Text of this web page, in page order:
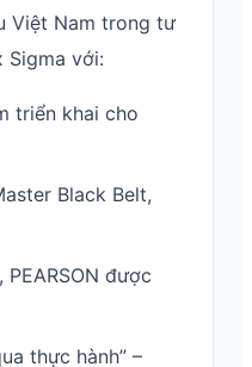
Việt Nam trong tư
Sigma với:
triển khai cho
Black Belt,
PEARSON được
thực hành” –